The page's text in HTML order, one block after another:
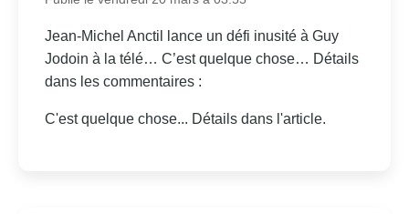
Jean-Michel Anctil lance un défi inusité à Guy
Jodoin à la télé… C’est quelque chose… Détails
dans les commentaires :
C'est quelque chose... Détails dans l'article.